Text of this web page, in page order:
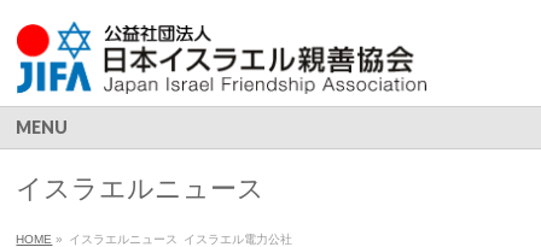
MENU
イスラエルニュース
HOME » イスラエルニュース イスラエル電力公社